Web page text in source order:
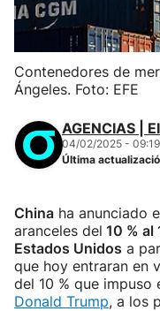
Contenedores de
Ángeles. Foto: EFE
AGENCIAS |
04/02/2025 - 09:19
Última
China ha anunciado
aranceles del 10 % al
Estados Unidos a
que hoy entraran en
del 10 % que impuso
Donald Trump, a los